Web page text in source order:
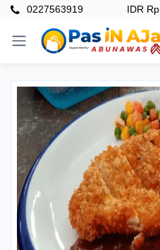
0227563919 IDR Rp